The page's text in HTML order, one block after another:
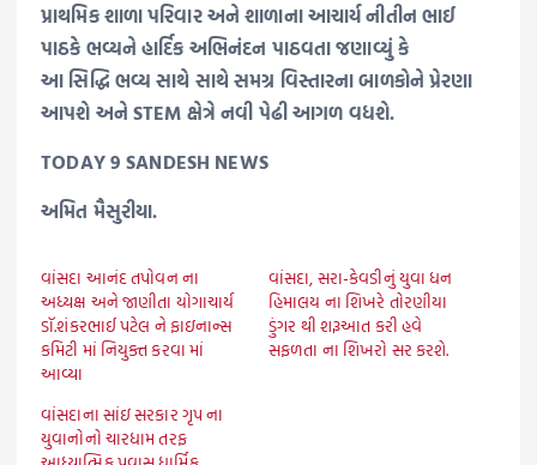
પ્રાથમિક શાળા પરિવાર અને શાળાના આચાર્ય નીતીન ભાઈ
પાઠકે ભવ્યને હાર્દિક અભિનંદન પાઠવતા જણાવ્યું કે
આ સિદ્ધિ ભવ્ય સાથે સાથે સમગ્ર વિસ્તારના બાળકોને પ્રેરણા
આપશે અને STEM ક્ષેત્રે નવી પેઢી આગળ વધશે.
TODAY 9 SANDESH NEWS
અમિત મૈસુરીયા.
વાંસદા આનંદ તપોવન ના
અધ્યક્ષ અને જાણીતા યોગાચાર્ય
ડૉ.શંકરભાઈ પટેલ ને ફાઇનાન્સ
કમિટી માં નિયુક્ત કરવા માં
આવ્યા
વાંસદા, સરા-કેવડીનું યુવા ધન
હિમાલય ના શિખરે તોરણીયા
ડુંગર થી શરૂઆત કરી હવે
સફળતા ના શિખરો સર કરશે.
વાંસદાના સાંઇ સરકાર ગૃપ ના
યુવાનોનો ચારધામ તરફ